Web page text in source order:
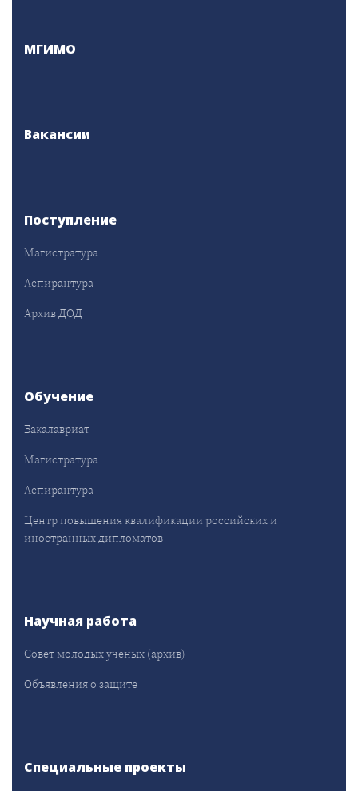
МГИМО
Вакансии
Поступление
Магистратура
Аспирантура
Архив ДОД
Обучение
Бакалавриат
Магистратура
Аспирантура
Центр повышения квалификации российских и
иностранных дипломатов
Научная работа
Совет молодых учёных (архив)
Объявления о защите
Специальные проекты